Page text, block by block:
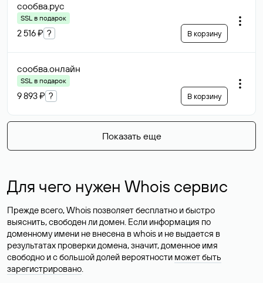
сообва.рус
SSL в подарок
2 516 ₽ ? В корзину
сообва.онлайн
SSL в подарок
9 893 ₽ ? В корзину
Показать еще
Для чего нужен Whois сервис
Прежде всего, Whois позволяет бесплатно и быстро
выяснить, свободен ли домен. Если информация по
доменному имени не внесена в whois и не выдается в
результатах проверки домена, значит, доменное имя
свободно и с большой долей вероятности может быть
зарегистрировано.